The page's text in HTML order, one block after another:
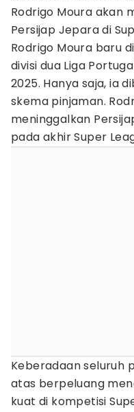
Rodrigo Moura akan
Persijap Jepara di
Rodrigo Moura baru
divisi dua Liga
2025. Hanya saja, ia
skema pinjaman.
meninggalkan
pada akhir Super
Keberadaan seluruh
atas berpeluang
kuat di kompetisi